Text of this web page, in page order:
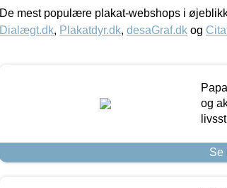
De mest populære plakat-webshops i
Dialægt.dk, Plakatdyr.dk, desaGraf.dk og
og
Se